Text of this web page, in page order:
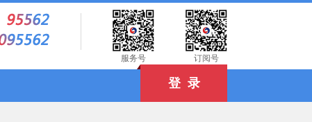
服务号 订阅号
登 录